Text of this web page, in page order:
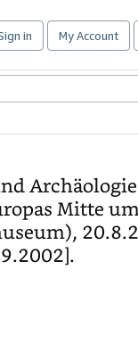
in My Account
Mitte